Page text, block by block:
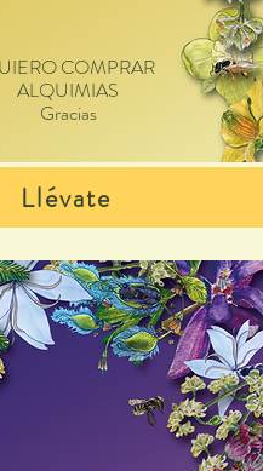
COMPRAR
ALQUIMIAS
Gracias
Llévate